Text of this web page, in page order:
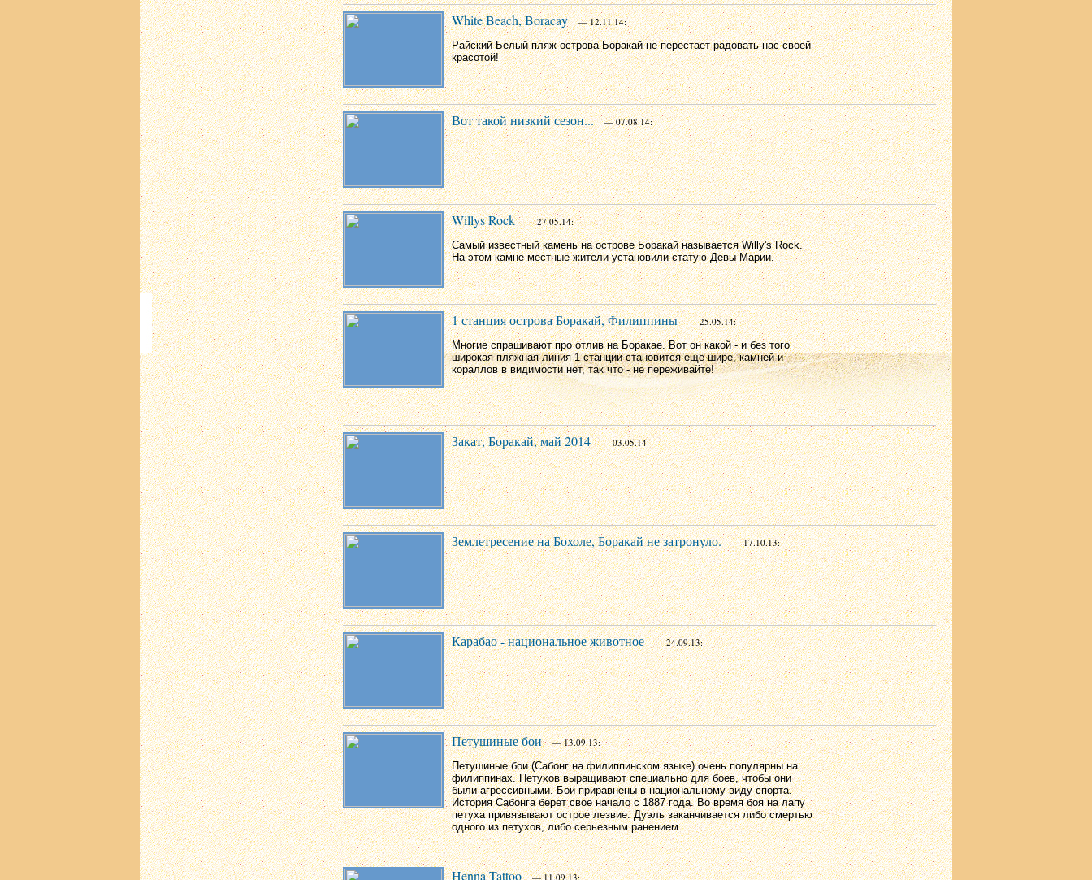
White Beach, Boracay
— 12.11.14:
Райский Белый пляж острова Боракай не перестает радовать нас своей
красотой!
Вот такой низкий сезон... — 07.08.14:
Willys Rock
— 27.05.14:
Самый известный камень на острове Боракай называется Willy's Rock.
На этом камне местные жители установили статую Девы Марии.
1 станция острова Боракай, Филиппины
— 25.05.14:
Многие спрашивают про отлив на Боракае. Вот он какой - и без того
широкая пляжная линия 1 станции становится еще шире, камней и
кораллов в видимости нет, так что - не переживайте!
Закат, Боракай, май 2014 — 03.05.14:
Землетресение на Бохоле, Боракай не затронуло. — 17.10.13:
Карабао - национальное животное — 24.09.13:
Петушиные бои
— 13.09.13:
Петушиные бои (Сабонг на филиппинском языке) очень популярны на
филиппинах. Петухов выращивают специально для боев, чтобы они
были агрессивными. Бои приравнены в национальному виду спорта.
История Сабонга берет свое начало с 1887 года. Во время боя на лапу
петуха привязывают острое лезвие. Дуэль заканчивается либо смертью
одного из петухов, либо серьезным ранением.
Henna-Tattoo — 11.09.13: